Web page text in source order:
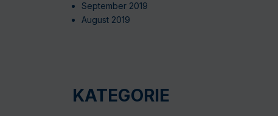
September 2019
August 2019
KATEGORIE